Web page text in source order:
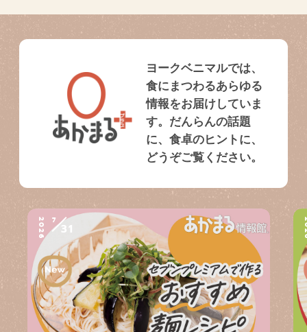
ヨークベニマルでは、
食にまつわるあらゆる
情報をお届けしていま
す。だんらんの話題
に、食卓のヒントに、
どうぞご覧ください。
2026 7
31